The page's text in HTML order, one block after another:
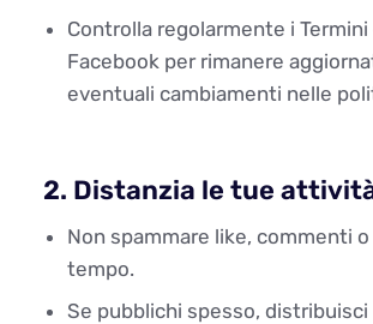
Controlla regolarmente i
Facebook per rimanere
eventuali cambiamenti nelle
2. Distanzia le tue
Non spammare like, commenti
tempo.
Se pubblichi spesso, distribuisci